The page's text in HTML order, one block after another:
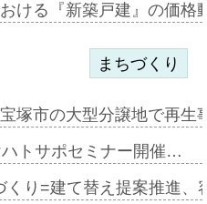
ける『新築戸建』の価
まちづくり
塚市の大型分譲地で再
トサポセミナー開催…
くり=建て替え提案推進